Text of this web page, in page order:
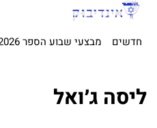
חדשים מבצעי שבוע הספר 2026
ליסה ג׳ואל